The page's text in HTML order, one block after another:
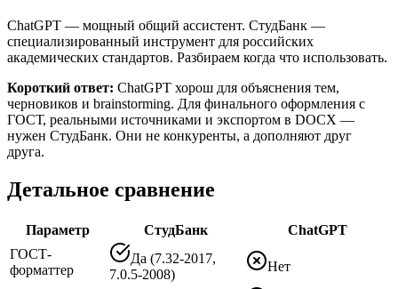
ChatGPT — мощный общий ассистент. СтудБанк —
специализированный инструмент для российских
академических стандартов. Разбираем когда что использовать.
Короткий ответ: ChatGPT хорош для объяснения тем,
черновиков и brainstorming. Для финального оформления с
ГОСТ, реальными источниками и экспортом в DOCX —
нужен СтудБанк. Они не конкуренты, а дополняют друг
друга.
Детальное сравнение
Параметр СтудБанк
ChatGPT
ГОСТ-
форматтер
Да (7.32-2017,
7.0.5-2008)
Нет